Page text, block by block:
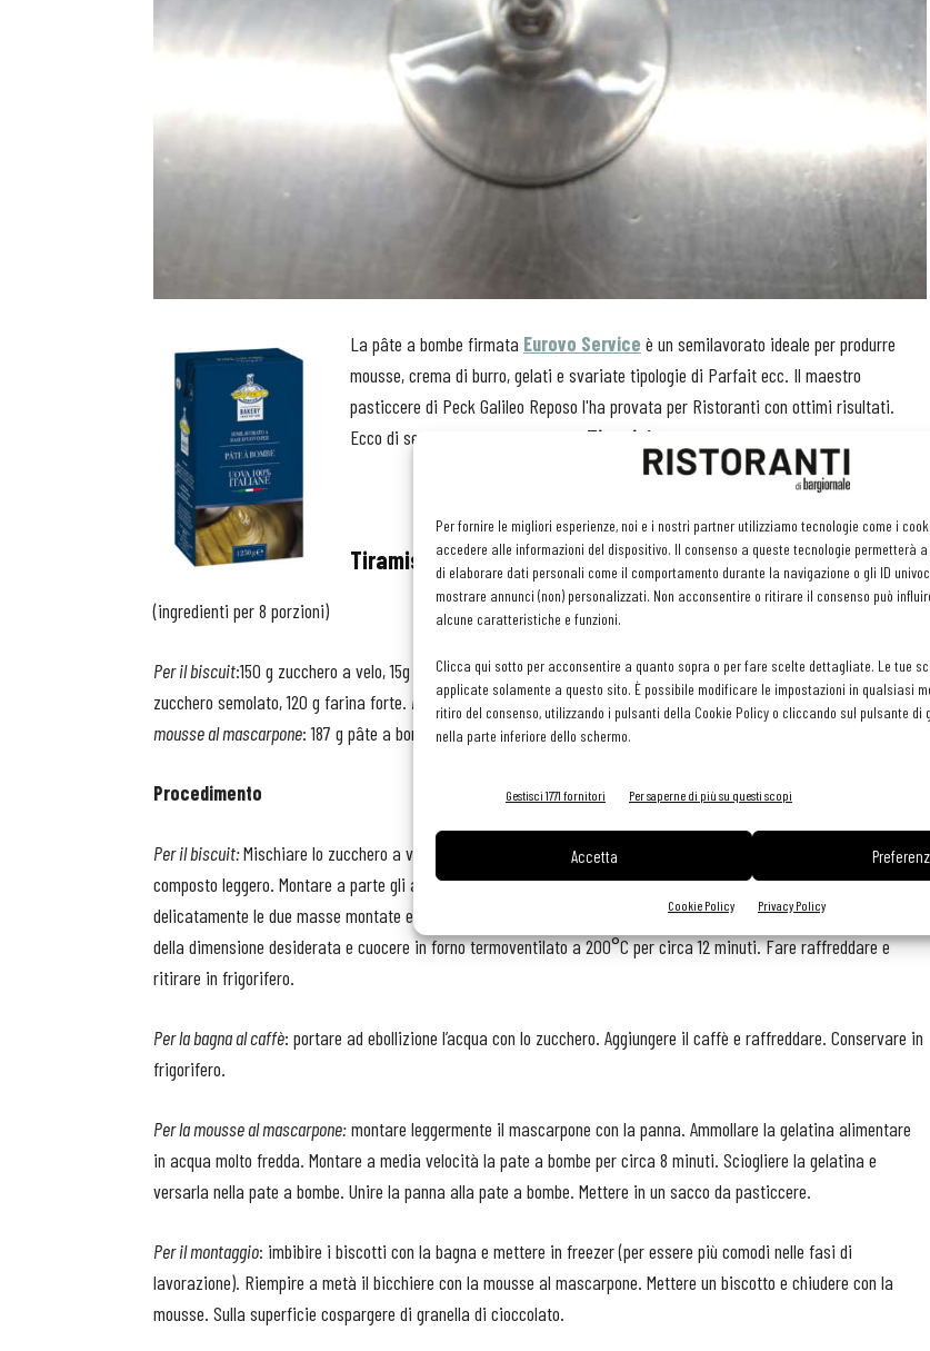
Per fornire le migliori esperienze, noi e i nostri partner utilizziamo tecnologie come i
accedere alle informazioni del dispositivo. Il consenso a queste tecnologie permetterà
di elaborare dati personali come il comportamento durante la navigazione o gli ID
mostrare annunci (non) personalizzati. Non acconsentire o ritirare il consenso può
alcune caratteristiche e funzioni.
Clicca qui sotto per acconsentire a quanto sopra o per fare scelte dettagliate. Le tue
applicate solamente a questo sito. È possibile modificare le impostazioni in qualsiasi
ritiro del consenso, utilizzando i pulsanti della Cookie Policy o cliccando sul pulsante di
nella parte inferiore dello schermo.
Gestisci 1771 fornitori Per saperne di più su questi scopi
Accetta
Cookie Policy Privacy Policy
La pâte a bombe firmata Eurovo Service è un semilavorato ideale per produrre
mousse, crema di burro, gelati e svariate tipologie di Parfait ecc. Il maestro
pasticcere di Peck Galileo Reposo l'ha provata per Ristoranti con ottimi risultati.
Ecco di seguito la sua versione del Tiramisù.
Tiramisù
(ingredienti per 8 porzioni)
Per il biscuit:150 g zucchero a velo, 15g farina di mandorla, 125 g uova intere, 80 g tuorlo, 275 g albume, 100 g
zucchero semolato, 120 g farina forte. Per la bagna al caffè: 50 g caffè espresso, 75 g acqua, 25 g zucchero.Per la
mousse al mascarpone: 187 g pâte a bombe Eurovo, 5 g gelatina alimentare, 248 g mascarpone, 248 g panna fresca
Procedimento
Per il biscuit:Mischiare lo zucchero a velo con la farina di mandorle. Unire le uova e montare fino ad ottenere un
composto leggero. Montare a parte gli albumi con lo zucchero semolato. Setacciare la farina. Incorporare
delicatamente le due masse montate ed infine la farina. Con l’aiuto di un sacco da pasticceria formare dei cerchi
della dimensione desiderata e cuocere in forno termoventilato a 200°C per circa 12 minuti. Fare raffreddare e
ritirare in frigorifero.
Per la bagna al caffè: portare ad ebollizione l’acqua con lo zucchero. Aggiungere il caffè e raffreddare. Conservare in
frigorifero.
Per la mousse al mascarpone:montare leggermente il mascarpone con la panna. Ammollare la gelatina alimentare
in acqua molto fredda. Montare a media velocità la pate a bombe per circa 8 minuti. Sciogliere la gelatina e
versarla nella pate a bombe. Unire la panna alla pate a bombe. Mettere in un sacco da pasticcere.
Per il montaggio: imbibire i biscotti con la bagna e mettere in freezer (per essere più comodi nelle fasi di
lavorazione). Riempire a metà il bicchiere con la mousse al mascarpone. Mettere un biscotto e chiudere con la
mousse. Sulla superficie cospargere di granella di cioccolato.